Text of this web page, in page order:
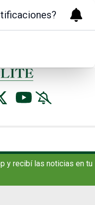
AR
y recibí las noticias en tu